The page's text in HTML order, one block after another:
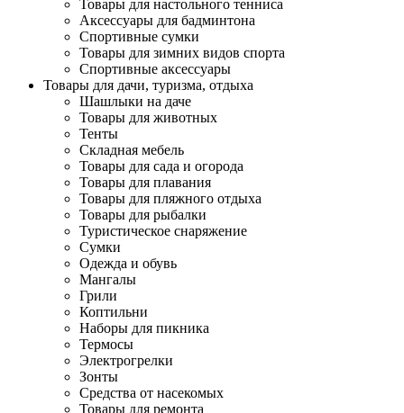
Товары для настольного тенниса
Аксессуары для бадминтона
Спортивные сумки
Товары для зимних видов спорта
Спортивные аксессуары
Товары для дачи, туризма, отдыха
Шашлыки на даче
Товары для животных
Тенты
Складная мебель
Товары для сада и огорода
Товары для плавания
Товары для пляжного отдыха
Товары для рыбалки
Туристическое снаряжение
Сумки
Одежда и обувь
Мангалы
Грили
Коптильни
Наборы для пикника
Термосы
Электрогрелки
Зонты
Средства от насекомых
Товары для ремонта